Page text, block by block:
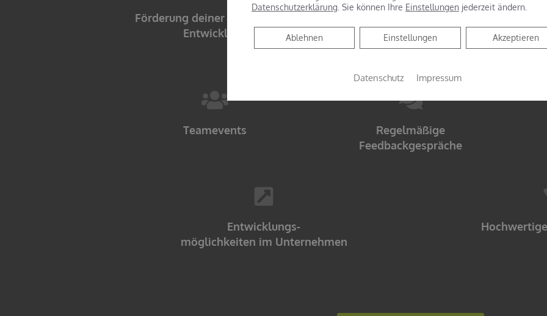
Förderung deiner persönlichen
Entwicklung
Bedürfnisse und Werte des
Azubis
Teamevents
Regelmäßige
Feedbackgespräche
Entwicklungs-
möglichkeiten im Unternehmen
Datenschutzerklärung . Sie können Ihre Einstellungen jederzeit ändern.
Akzeptieren
Einstellungen
Ablehnen
Ablehnen
Datenschutz Impressum